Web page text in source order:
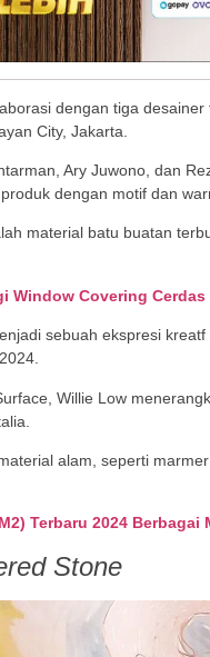
dengan tiga
City, Jakarta.
Ary Juwono, dan
dengan motif dan
material batu buatan
Window Covering
sebuah ekspresi
Willie Low
alam, seperti
Terbaru 2024
Stone